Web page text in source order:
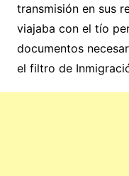
transmisión en sus
viajaba con el tío
documentos
el filtro de